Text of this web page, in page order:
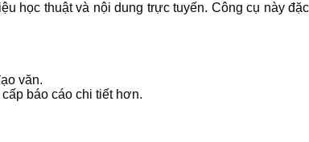
học thuật và nội dung trực tuyến. Công cụ này
văn.
báo cáo chi tiết hơn.